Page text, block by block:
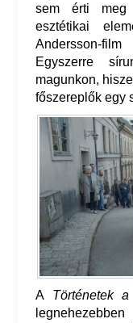
sem érti meg
esztétikai
Andersson-
Egyszerre
magunkon,
főszereplők egy
A Történetek